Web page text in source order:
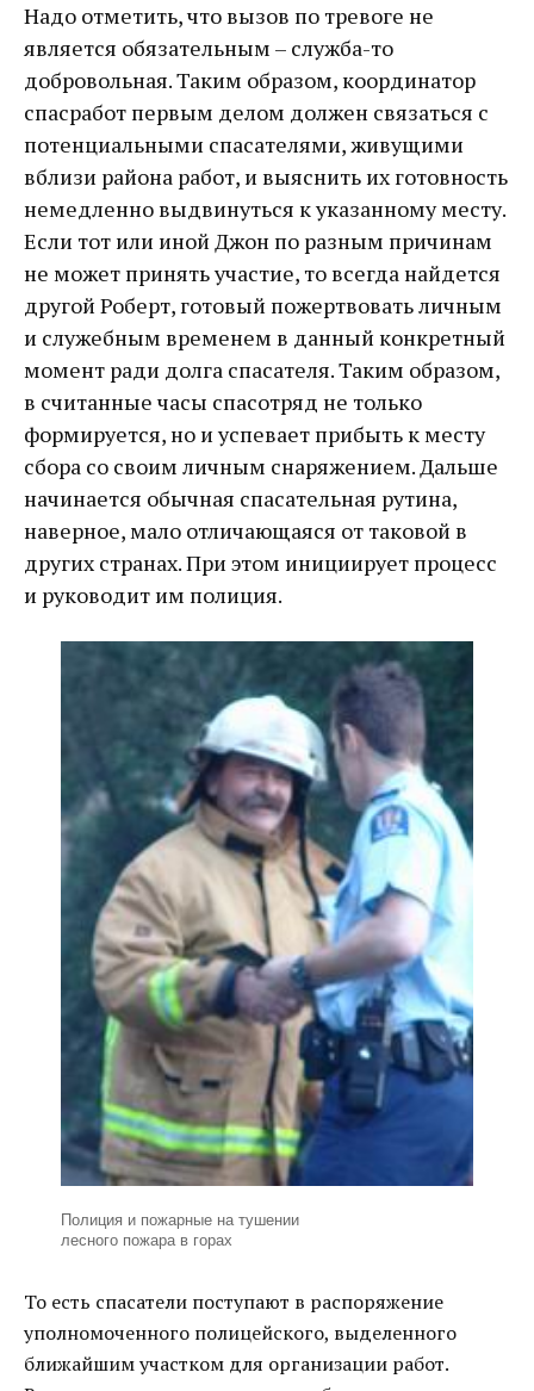
Надо отметить, что вызов по тревоге не
является обязательным – служба-то
добровольная. Таким образом, координатор
спасработ первым делом должен связаться с
потенциальными спасателями, живущими
вблизи района работ, и выяснить их готовность
немедленно выдвинуться к указанному месту.
Если тот или иной Джон по разным причинам
не может принять участие, то всегда найдется
другой Роберт, готовый пожертвовать личным
и служебным временем в данный конкретный
момент ради долга спасателя. Таким образом,
в считанные часы спасотряд не только
формируется, но и успевает прибыть к месту
сбора со своим личным снаряжением. Дальше
начинается обычная спасательная рутина,
наверное, мало отличающаяся от таковой в
других странах. При этом инициирует процесс
и руководит им полиция.
Полиция и пожарные на тушении
лесного пожара в горах
То есть спасатели поступают в распоряжение
уполномоченного полицейского, выделенного
ближайшим участком для организации работ.